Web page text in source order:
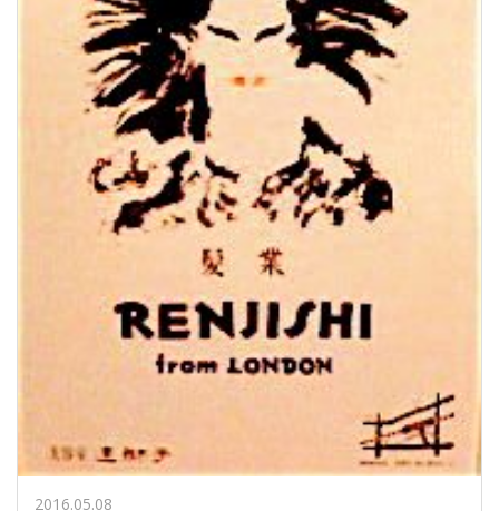
2016.05.08